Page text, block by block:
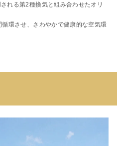
れる第2種換気と組み合わせたオリ
環させ、さわやかで健康的な空気環